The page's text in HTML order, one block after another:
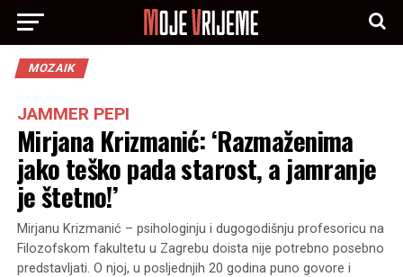
MOZAIK
JAMMER PEPI
Mirjana Krizmanić: ‘Razmaženima
jako teško pada starost, a jamranje
je štetno!’
Mirjanu Krizmanić – psihologinju i dugogodišnju profesoricu na
Filozofskom fakultetu u Zagrebu doista nije potrebno posebno
predstavljati. O njoj, u posljednjih 20 godina puno govore i